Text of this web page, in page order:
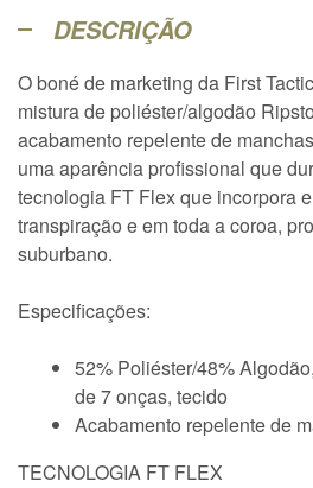
DESCRIÇÃO
O boné de marketing da First
mistura de poliéster/algodão
acabamento repelente de
uma aparência profissional que
tecnologia FT Flex que incorpora
transpiração e em toda a coroa,
suburbano.
Especificações:
52% Poliéster/48%
de 7 onças, tecido
Acabamento repelente de
TECNOLOGIA FT FLEX